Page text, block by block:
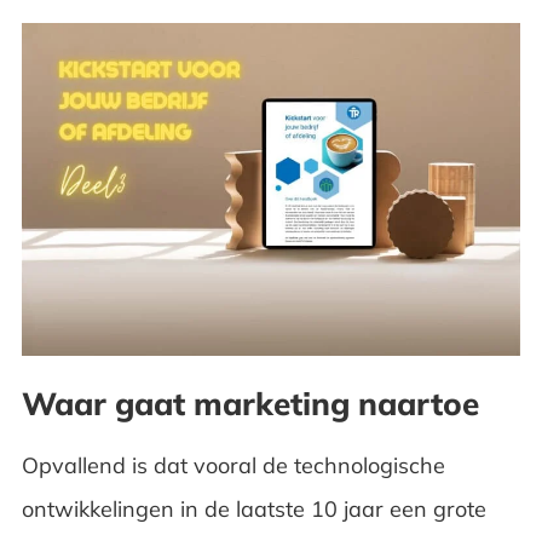
Waar gaat marketing naartoe
Opvallend is dat vooral de technologische
ontwikkelingen in de laatste 10 jaar een grote